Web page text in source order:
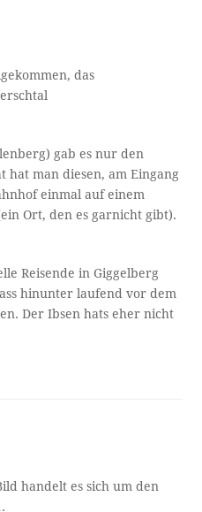
das
gab es nur den
hat man diesen, am Eingang
einmal auf einem
Ort, den es garnicht gibt).
Reisende in Giggelberg
hinunter laufend vor dem
Der Ibsen hats eher nicht
handelt es sich um den